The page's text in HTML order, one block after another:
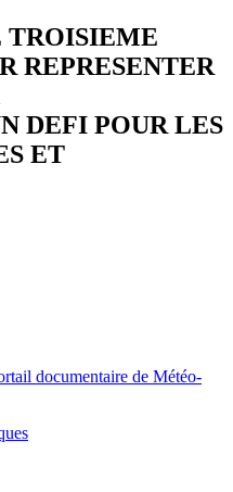
TROISIEME
REPRESENTER
DEFI POUR LES
ET
documentaire de Météo-